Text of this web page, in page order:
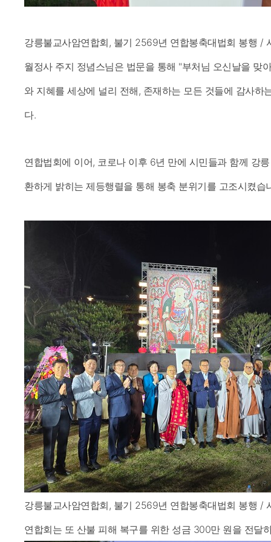
강릉불교사암연합회, 불기 2569년 연합봉축대법회 봉행 /
월정사 주지 정념스님은 법문을 통해 "부처님 오신날을 맞
와 지혜를 세상에 널리 전해, 존재하는 모든 것들에 감사하
다.
연합법회에 이어, 코로나 이후 6년 만에 시민들과 함께 강
환하게 밝히는 제등행렬을 통해 봉축 분위기를 고조시켰습
강릉불교사암연합회, 불기 2569년 연합봉축대법회 봉행 /
연합회는 또 산불 피해 복구를 위한 성금 300만 원을 전달